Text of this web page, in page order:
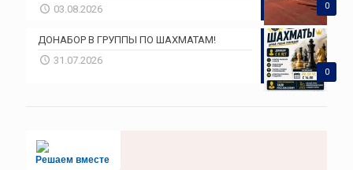
0
03.08.2026
0
ДОНАБОР В ГРУППЫ ПО ШАХМАТАМ!
31.07.2026
Решаем вместе